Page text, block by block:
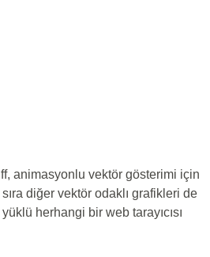
animasyonlu vektör gösterimi için
sıra diğer vektör odaklı grafikleri de
herhangi bir web tarayıcısı